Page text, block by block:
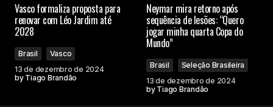
Vasco formaliza proposta para
renovar com Léo Jardim até
2028
Brasil
Vasco
13 de dezembro de 2024
by Tiago Brandão
Neymar mira retorno após
sequência de lesões: “Quero
jogar minha quarta Copa do
Mundo”
Brasil
Seleção Brasileira
13 de dezembro de 2024
by Tiago Brandão